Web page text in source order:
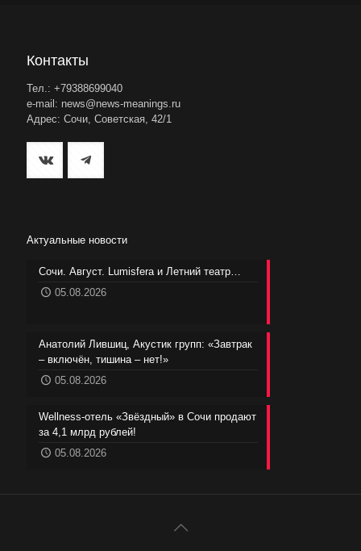
Контакты
Тел.: +79388699040
e-mail: news@news-meanings.ru
Адрес: Сочи, Советская, 42/1
Актуальные новости
Сочи. Август. Lumisfera и Летний театр…
05.08.2026
Анатолий Лившиц, Акустик групп: «Завтрак
– включён, тишина – нет!»
05.08.2026
Wellness-отель «Звёздный» в Сочи продают
за 4,1 млрд рублей!
05.08.2026